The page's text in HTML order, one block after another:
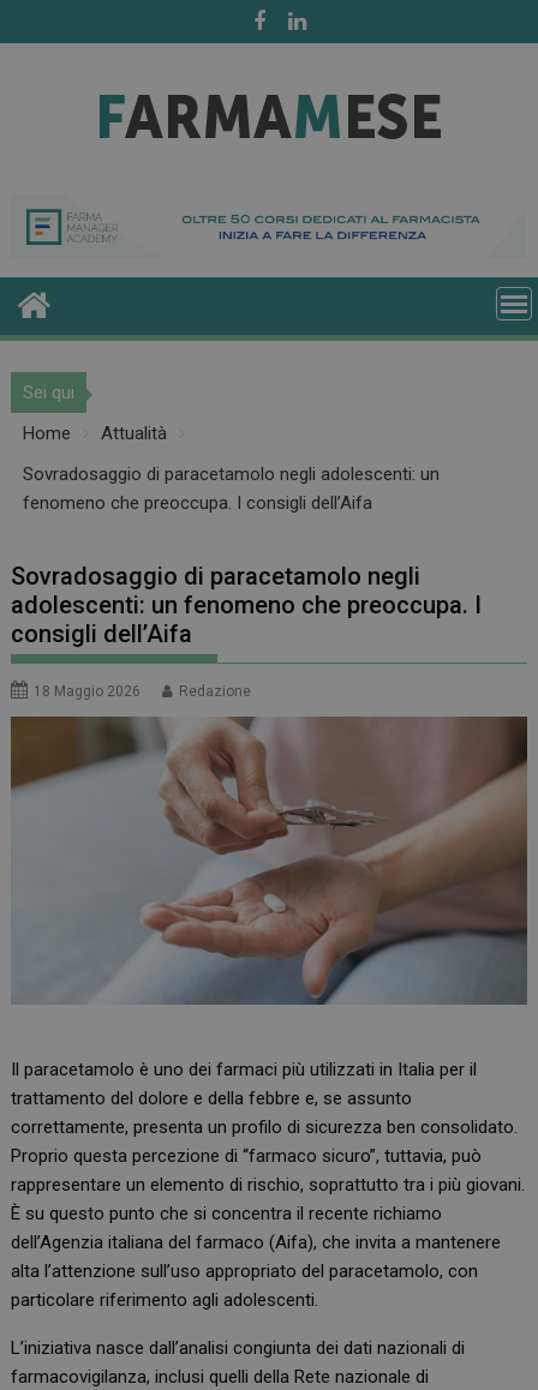
to
Sei qui
Home
Attualità
Sovradosaggio di paracetamolo negli adolescenti: un
fenomeno che preoccupa. I consigli dell’Aifa
Sovradosaggio di paracetamolo negli
adolescenti: un fenomeno che preoccupa. I
consigli dell’Aifa
18 Maggio 2026 Redazione
Il paracetamolo è uno dei farmaci più utilizzati in Italia per il
trattamento del dolore e della febbre e, se assunto
correttamente, presenta un profilo di sicurezza ben consolidato.
Proprio questa percezione di “farmaco sicuro”, tuttavia, può
rappresentare un elemento di rischio, soprattutto tra i più giovani.
È su questo punto che si concentra il recente richiamo
dell’Agenzia italiana del farmaco (Aifa), che invita a mantenere
alta l’attenzione sull’uso appropriato del paracetamolo, con
particolare riferimento agli adolescenti.
L’iniziativa nasce dall’analisi congiunta dei dati nazionali di
farmacovigilanza, inclusi quelli della Rete nazionale di